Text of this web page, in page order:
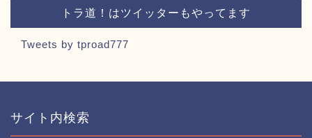
トラ道！はツイッターもやってます
Tweets by tproad777
サイト内検索